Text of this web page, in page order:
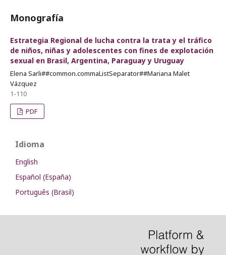
Monografía
Estrategia Regional de lucha contra la trata y el tráfico
de niños, niñas y adolescentes con fines de explotación
sexual en Brasil, Argentina, Paraguay y Uruguay
Elena Sarli##common.commaListSeparator##Mariana Malet
Vázquez
1-110
PDF
Idioma
English
Español (España)
Português (Brasil)